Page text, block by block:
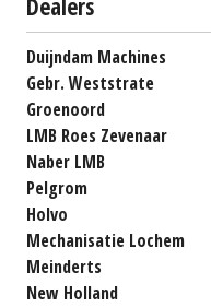
Duijndam Machines
Gebr. Weststrate
Groenoord
LMB Roes Zevenaar
Naber LMB
Pelgrom
Holvo
Mechanisatie Lochem
Meinderts
New Holland